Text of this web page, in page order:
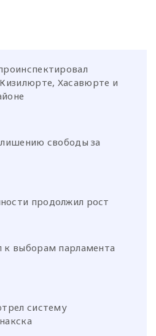
Хасавюрте и
свободы за
продолжил рост
к выборам парламента
систему